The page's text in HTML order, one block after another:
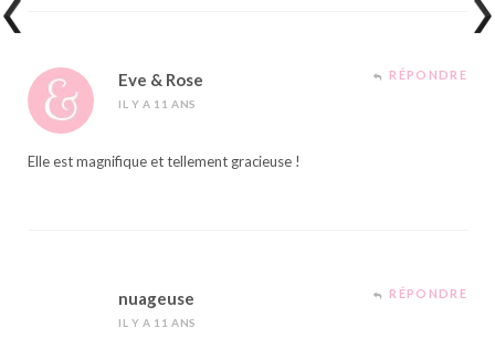
Eve & Rose
IL Y A 11 ANS
RÉPONDRE
Elle est magnifique et tellement gracieuse !
nuageuse
IL Y A 11 ANS
RÉPONDRE